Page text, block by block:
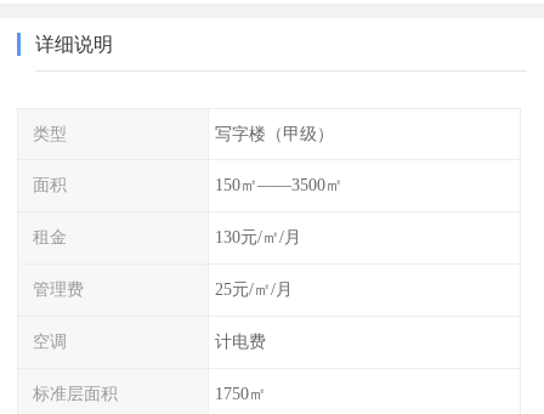
详细说明
类型 写字楼（甲级）
面积 150㎡——3500㎡
租金 130元/㎡/月
管理费 25元/㎡/月
空调 计电费
标准层面积 1750㎡